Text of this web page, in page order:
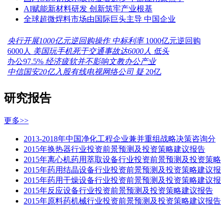
AI赋能新材料研发 创新筑牢产业根基
全球超微焊料市场由国际巨头主导 中国企业
央行开展1000亿元逆回购操作 中标利率 1000亿元逆回购
6000人 美国玩手机死于交通事故达6000人 低头
办公97.5% 经济疲软并不影响文教办公产业
中信国安20亿入股有线电视网络公司 疑 20亿
研究报告
更多>>
2013-2018年中国净化工程企业兼并重组战略决策咨询分
2015年换热器行业投资前景预测及投资策略建议报告
2015年离心机药用萃取设备行业投资前景预测及投资策略
2015年药用结晶设备行业投资前景预测及投资策略建议报
2015年药用干燥设备行业投资前景预测及投资策略建议报
2015年反应设备行业投资前景预测及投资策略建议报告
2015年原料药机械行业投资前景预测及投资策略建议报告